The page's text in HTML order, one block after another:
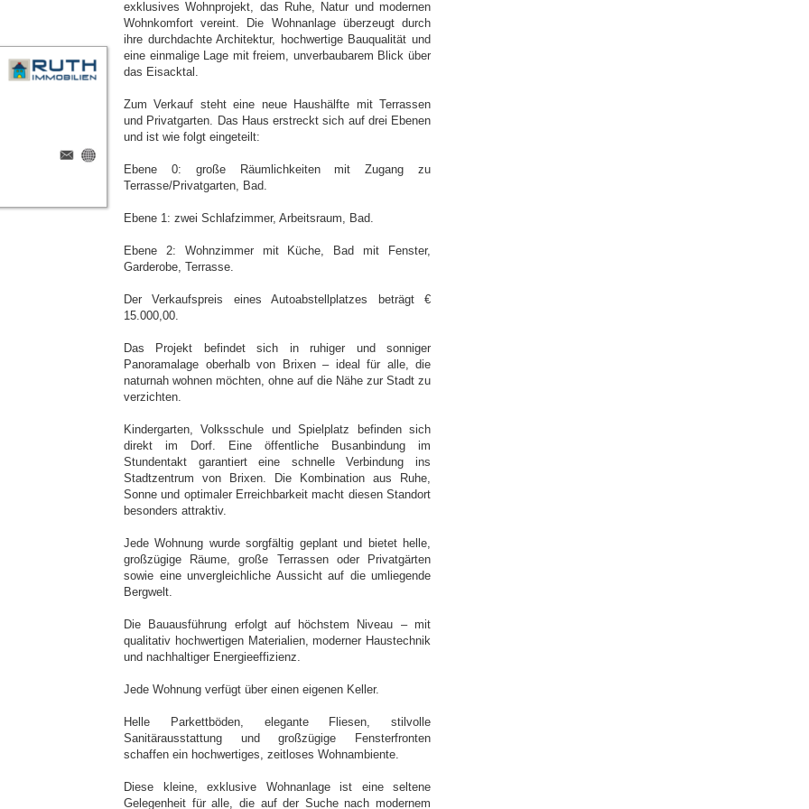
exklusives Wohnprojekt, das Ruhe, Natur und modernen
Wohnkomfort vereint. Die Wohnanlage überzeugt durch
ihre durchdachte Architektur, hochwertige Bauqualität und
eine einmalige Lage mit freiem, unverbaubarem Blick über
das Eisacktal.
Zum Verkauf steht eine neue Haushälfte mit Terrassen
und Privatgarten. Das Haus erstreckt sich auf drei Ebenen
und ist wie folgt eingeteilt:
Ebene 0: große Räumlichkeiten mit Zugang zu
Terrasse/Privatgarten, Bad.
Ebene 1: zwei Schlafzimmer, Arbeitsraum, Bad.
Ebene 2: Wohnzimmer mit Küche, Bad mit Fenster,
Garderobe, Terrasse.
Der Verkaufspreis eines Autoabstellplatzes beträgt €
15.000,00.
Das Projekt befindet sich in ruhiger und sonniger
Panoramalage oberhalb von Brixen – ideal für alle, die
naturnah wohnen möchten, ohne auf die Nähe zur Stadt zu
verzichten.
Kindergarten, Volksschule und Spielplatz befinden sich
direkt im Dorf. Eine öffentliche Busanbindung im
Stundentakt garantiert eine schnelle Verbindung ins
Stadtzentrum von Brixen. Die Kombination aus Ruhe,
Sonne und optimaler Erreichbarkeit macht diesen Standort
besonders attraktiv.
Jede Wohnung wurde sorgfältig geplant und bietet helle,
großzügige Räume, große Terrassen oder Privatgärten
sowie eine unvergleichliche Aussicht auf die umliegende
Bergwelt.
Die Bauausführung erfolgt auf höchstem Niveau – mit
qualitativ hochwertigen Materialien, moderner Haustechnik
und nachhaltiger Energieeffizienz.
Jede Wohnung verfügt über einen eigenen Keller.
Helle Parkettböden, elegante Fliesen, stilvolle
Sanitärausstattung und großzügige Fensterfronten
schaffen ein hochwertiges, zeitloses Wohnambiente.
Diese kleine, exklusive Wohnanlage ist eine seltene
Gelegenheit für alle, die auf der Suche nach modernem